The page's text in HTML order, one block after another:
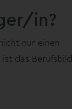
in?
nur einen
das Berufsbild